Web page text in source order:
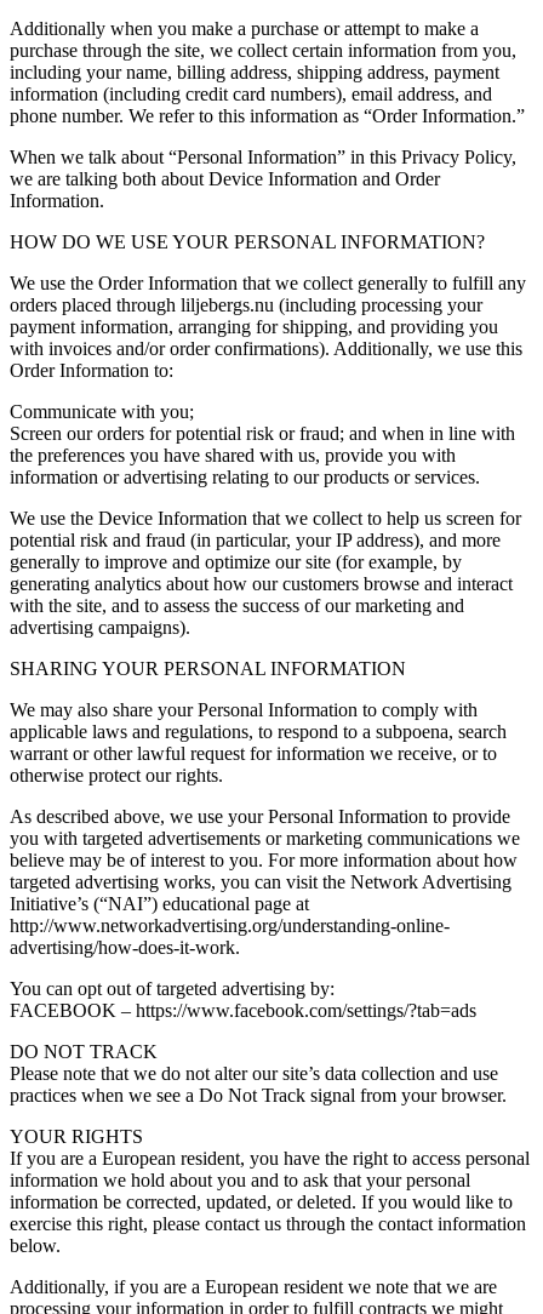
Additionally when you make a purchase or attempt to make a
purchase through the site, we collect certain information from you,
including your name, billing address, shipping address, payment
information (including credit card numbers), email address, and
phone number. We refer to this information as “Order Information.”
When we talk about “Personal Information” in this Privacy Policy,
we are talking both about Device Information and Order
Information.
HOW DO WE USE YOUR PERSONAL INFORMATION?
We use the Order Information that we collect generally to fulfill any
orders placed through liljebergs.nu (including processing your
payment information, arranging for shipping, and providing you
with invoices and/or order confirmations). Additionally, we use this
Order Information to:
Communicate with you;
Screen our orders for potential risk or fraud; and when in line with
the preferences you have shared with us, provide you with
information or advertising relating to our products or services.
We use the Device Information that we collect to help us screen for
potential risk and fraud (in particular, your IP address), and more
generally to improve and optimize our site (for example, by
generating analytics about how our customers browse and interact
with the site, and to assess the success of our marketing and
advertising campaigns).
SHARING YOUR PERSONAL INFORMATION
We may also share your Personal Information to comply with
applicable laws and regulations, to respond to a subpoena, search
warrant or other lawful request for information we receive, or to
otherwise protect our rights.
As described above, we use your Personal Information to provide
you with targeted advertisements or marketing communications we
believe may be of interest to you. For more information about how
targeted advertising works, you can visit the Network Advertising
Initiative’s (“NAI”) educational page at
http://www.networkadvertising.org/understanding-online-
advertising/how-does-it-work.
You can opt out of targeted advertising by:
FACEBOOK – https://www.facebook.com/settings/?tab=ads
DO NOT TRACK
Please note that we do not alter our site’s data collection and use
practices when we see a Do Not Track signal from your browser.
YOUR RIGHTS
If you are a European resident, you have the right to access personal
information we hold about you and to ask that your personal
information be corrected, updated, or deleted. If you would like to
exercise this right, please contact us through the contact information
below.
Additionally, if you are a European resident we note that we are
processing your information in order to fulfill contracts we might